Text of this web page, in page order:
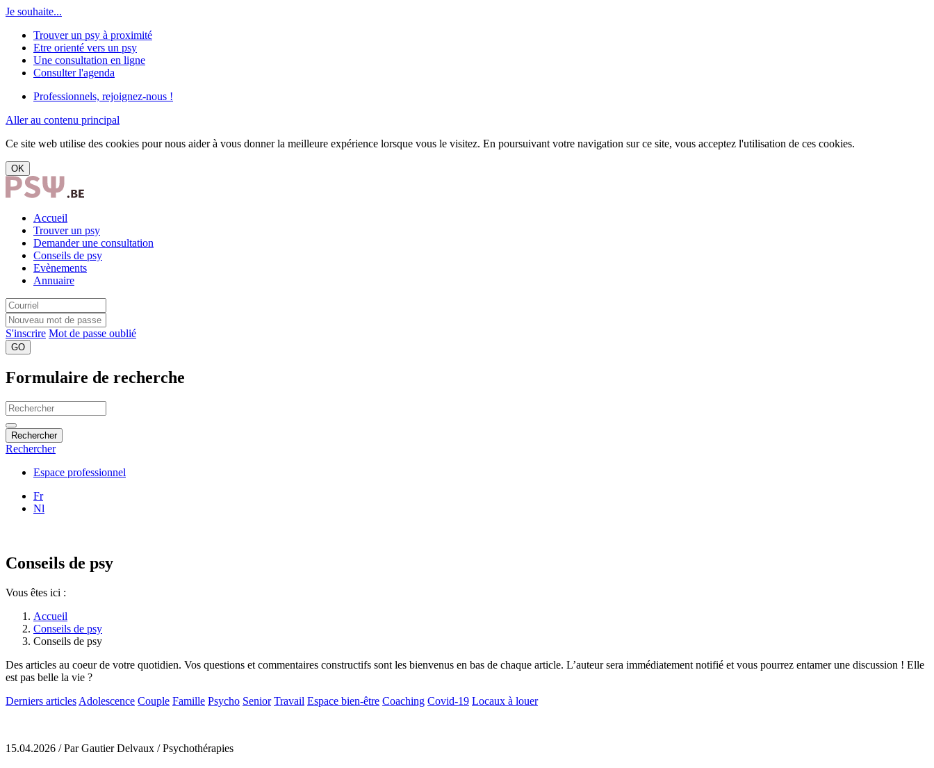
Je souhaite...
Trouver un psy à proximité
Etre orienté vers un psy
Une consultation en ligne
Consulter l'agenda
Professionnels, rejoignez-nous !
Aller au contenu principal
Ce site web utilise des cookies pour nous aider à vous donner la meilleure expérience lorsque vous le visitez. En poursuivant votre navigation sur ce site, vous acceptez l'utilisation de ces cookies.
OK
Accueil
Trouver un psy
Demander une consultation
Conseils de psy
Evènements
Annuaire
S'inscrire Mot de passe oublié
GO
Formulaire de recherche
Rechercher
Rechercher
Espace professionnel
Fr
Nl
Conseils de psy
Vous êtes ici :
Accueil
Conseils de psy
Conseils de psy
Des articles au coeur de votre quotidien. Vos questions et commentaires constructifs sont les bienvenus en bas de chaque article. L’auteur sera immédiatement notifié et vous pourrez entamer une discussion ! Elle
est pas belle la vie ?
Derniers articles Adolescence Couple Famille Psycho Senior Travail Espace bien-être Coaching Covid-19 Locaux à louer
15.04.2026 / Par Gautier Delvaux / Psychothérapies